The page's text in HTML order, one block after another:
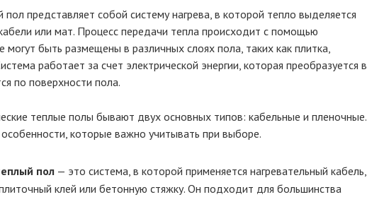
пол представляет собой систему нагрева, в которой тепло выделяется
или мат. Процесс передачи тепла происходит с помощью
могут быть размещены в различных слоях пола, таких как плитка,
работает за счет электрической энергии, которая преобразуется в
по поверхности пола.
теплые полы бывают двух основных типов: кабельные и пленочные.
которые важно учитывать при выборе.
пол — это система, в которой применяется нагревательный кабель,
клей или бетонную стяжку. Он подходит для большинства